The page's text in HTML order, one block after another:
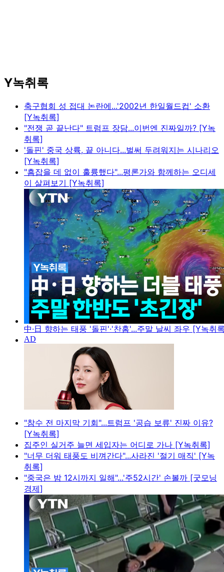
Y녹취록
축구협회 성 접대 논란에...'2002년 한일월드컵' 소환
[Y녹취록]
"전쟁 곧 끝난다" 트럼프 장담...이번엔 진짜일까? [Y녹
취록]
'돌핀' 중국 상륙, 끝 아니다...벌써 두려워지는 시나리오
[Y녹취록]
"흠잡을 데 없이 훌륭했다"...평론가와 함께하는 오디세
이 살펴보기 [Y녹취록]
中·日 향하는 태풍 '돌핀'·'찬홈'...주말 날씨 좌우 [Y녹취
"참수 전 마지막 기회"...트럼프 '공습 보류' 진짜 이유?
[Y녹취록]
집주인 실거주 늘면 세입자는 어디로 가나 [Y녹취록]
"너무 더워 태풍도 비껴간다"...사라진 '절기 매직' [Y녹
취록]
"중국은 밤 12시까지 일해"...'주52시간' 손볼까 [굿모닝
경제]